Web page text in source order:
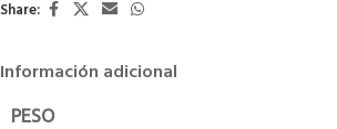
Share:
Información adicional
PESO